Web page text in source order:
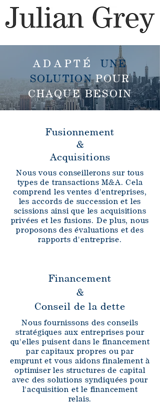
ADAPTÉ
UNE
SOLUTION POUR
CHAQUE BESOIN
Fusionnement
&
Acquisitions
Nous vous conseillerons sur tous
types de transactions M&A. Cela
comprend les ventes d'entreprises,
les accords de succession et les
scissions ainsi que les acquisitions
privées et les fusions. De plus, nous
proposons des évaluations et des
rapports d'entreprise.
Financement
&
Conseil de la dette
Nous fournissons des conseils
stratégiques aux entreprises pour
qu'elles puisent dans le financement
par capitaux propres ou par
emprunt et vous aidons finalement à
optimiser les structures de capital
avec des solutions syndiquées pour
l'acquisition et le financement
relais.